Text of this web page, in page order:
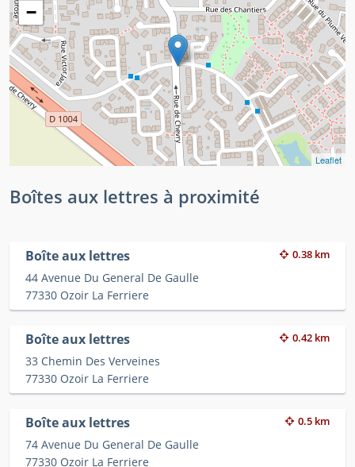
−
Leaflet
Boîtes aux lettres à proximité
Boîte aux lettres 0.38 km
44 Avenue Du General De Gaulle
77330 Ozoir La Ferriere
Boîte aux lettres 0.42 km
33 Chemin Des Verveines
77330 Ozoir La Ferriere
Boîte aux lettres 0.5 km
74 Avenue Du General De Gaulle
77330 Ozoir La Ferriere